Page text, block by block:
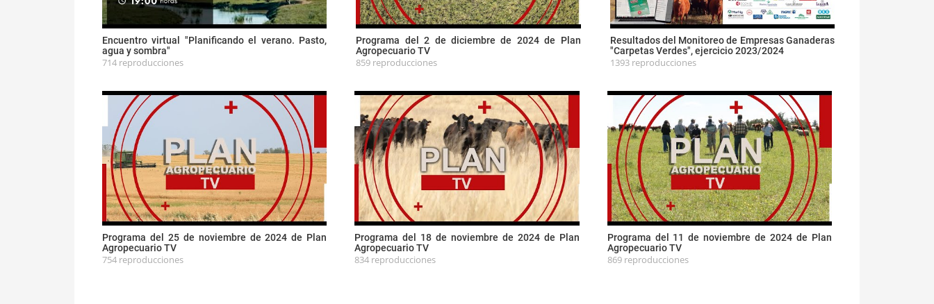
Encuentro virtual "Planificando el verano. Pasto,
agua y sombra"
714 reproducciones
Programa del 2 de diciembre de 2024 de Plan
Agropecuario TV
859 reproducciones
Resultados del Monitoreo de Empresas Ganaderas
"Carpetas Verdes", ejercicio 2023/2024
1393 reproducciones
Programa del 25 de noviembre de 2024 de Plan
Agropecuario TV
754 reproducciones
Programa del 18 de noviembre de 2024 de Plan
Agropecuario TV
834 reproducciones
Programa del 11 de noviembre de 2024 de Plan
Agropecuario TV
869 reproducciones